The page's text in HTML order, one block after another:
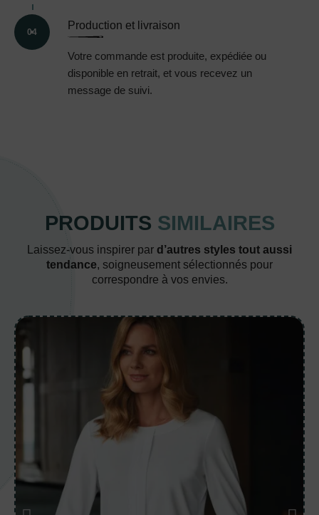
04
Production et livraison
Votre commande est produite, expédiée ou
disponible en retrait, et vous recevez un
message de suivi.
PRODUITS SIMILAIRES
Laissez-vous inspirer par d’autres styles tout aussi
tendance, soigneusement sélectionnés pour
correspondre à vos envies.